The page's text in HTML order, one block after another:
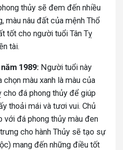
thủy sẽ đem đến nhiều
màu nâu đất của mệnh Thổ
tốt cho người tuổi Tân Tỵ
tài.
1989: Người tuổi này
màu xanh là màu của
cho đá phong thủy để giúp
thoải mái và tươi vui. Chủ
với đá phong thủy màu đen
cho hành Thủy sẽ tạo sự
mang đến những điều tốt